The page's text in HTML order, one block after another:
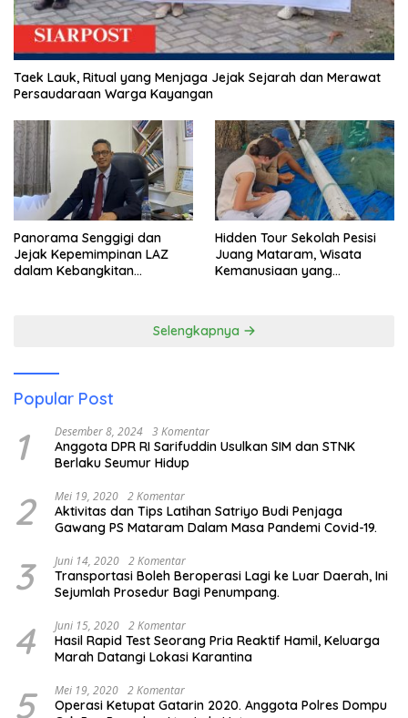
Taek Lauk, Ritual yang Menjaga Jejak Sejarah dan Merawat
Persaudaraan Warga Kayangan
Panorama Senggigi dan
Jejak Kepemimpinan LAZ
dalam Kebangkitan
Hidden Tour Sekolah Pesisi
Juang Mataram, Wisata
Kemanusiaan yang
Selengkapnya
Popular Post
1 Desember 8, 2024 3 Komentar
Anggota DPR RI Sarifuddin Usulkan SIM dan STNK
Berlaku Seumur Hidup
2 Mei 19, 2020 2 Komentar
Aktivitas dan Tips Latihan Satriyo Budi Penjaga
Gawang PS Mataram Dalam Masa Pandemi Covid-19.
3 Juni 14, 2020 2 Komentar
Transportasi Boleh Beroperasi Lagi ke Luar Daerah, Ini
Sejumlah Prosedur Bagi Penumpang.
4 Juni 15, 2020 2 Komentar
Hasil Rapid Test Seorang Pria Reaktif Hamil, Keluarga
Marah Datangi Lokasi Karantina
5 Mei 19, 2020 2 Komentar
Operasi Ketupat Gatarin 2020. Anggota Polres Dompu